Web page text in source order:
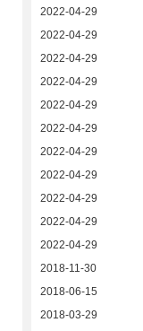
2022-04-29
2022-04-29
2022-04-29
2022-04-29
2022-04-29
2022-04-29
2022-04-29
2022-04-29
2022-04-29
2022-04-29
2022-04-29
2018-11-30
2018-06-15
2018-03-29